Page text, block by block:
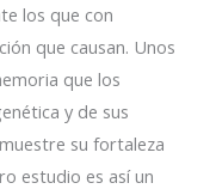
los que con
que causan. Unos
que los
y de sus
su fortaleza
estudio es así un